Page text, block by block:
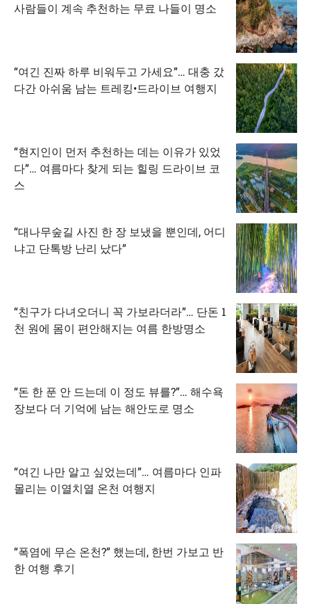
사람들이 계속 추천하는 무료 나들이 명소
“여긴 진짜 하루 비워두고 가세요”… 대충 갔
다간 아쉬움 남는 트레킹•드라이브 여행지
“현지인이 먼저 추천하는 데는 이유가 있었
다”… 여름마다 찾게 되는 힐링 드라이브 코
스
“대나무숲길 사진 한 장 보냈을 뿐인데, 어디
냐고 단톡방 난리 났다”
“친구가 다녀오더니 꼭 가보라더라”… 단돈 1
천 원에 몸이 편안해지는 여름 한방명소
“돈 한 푼 안 드는데 이 정도 뷰를?”… 해수욕
장보다 더 기억에 남는 해안도로 명소
“여긴 나만 알고 싶었는데”… 여름마다 인파
몰리는 이열치열 온천 여행지
“폭염에 무슨 온천?” 했는데, 한번 가보고 반
한 여행 후기